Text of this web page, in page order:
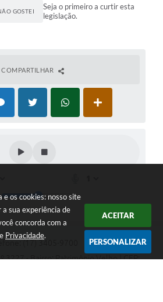
os cookies: nosso site
sua experiência de
concorda com a
e Privacidade.
ACEITAR
PERSONALIZAR
GOSTEI
Seja o primeiro a curtir esta
legislação.
COMPARTILHAR
3227 - Bairro: Patrimônio Velho | CEP: